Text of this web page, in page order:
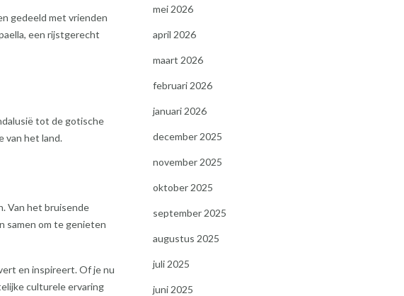
gedeeld met vrienden
een rijstgerecht
tot de gotische
van het land.
Van het bruisende
samen om te genieten
en inspireert. Of je nu
culturele ervaring
mei 2026
april 2026
maart 2026
februari 2026
januari 2026
december 2025
november 2025
oktober 2025
september 2025
augustus 2025
juli 2025
juni 2025